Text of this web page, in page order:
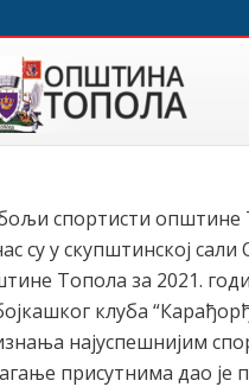
спортисти општине
су у скупштинској
Топола за 2021.
клуба
најуспешнијим
присутнима дао